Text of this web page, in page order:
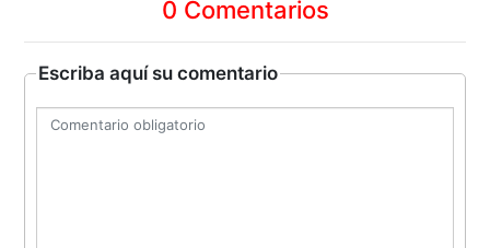
0 Comentarios
Escriba aquí su comentario